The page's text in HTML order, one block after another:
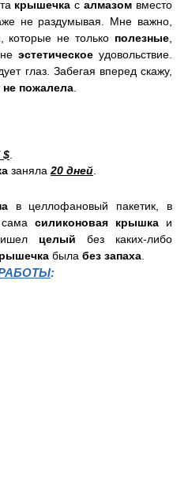
крышечкасалмазом вместо
не раздумывая. Мне важно,
не только полезные,
эстетическоеудовольствие.
глаз. Забегая вперед скажу,
не пожалела.
$.
заняла20 дней.
в целлофановый пакетик, в
силиконовая крышкаи
целый без каких-либо
была без запаха.
: